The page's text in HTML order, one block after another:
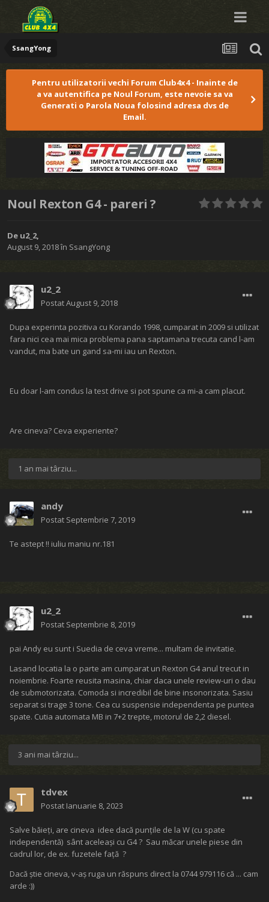
SsangYong
Pentru utilizatorii vechi Forum Club4x4 - Inainte de
a va autentifica pe Noul Forum, este nevoie sa va
Generati o Parola Noua folosind adresa dvs de
Email.
Noul Rexton G4 - pareri ?
De u2_2,
August 9, 2018în SsangYong
u2_2
PostatAugust 9, 2018
Dupa experinta pozitiva cu Korando 1998, cumparat in 2009 si utilizat
fara nici cea mai mica problema pana saptamana trecuta cand l-am
vandut, ma bate un gand sa-mi iau un Rexton.
Eu doar l-am condus la test drive si pot spune ca mi-a cam placut.
Are cineva? Ceva experiente?
1 an mai târziu...
andy
Postat Septembrie 7, 2019
Te astept !! iuliu maniu nr.181
u2_2
Postat Septembrie 8, 2019
pai Andy eu sunt i Suedia de ceva vreme... multam de invitatie.
Lasand locatia la o parte am cumparat un Rexton G4 anul trecut in
noiembrie. Foarte reusita masina, chiar daca unele review-uri o dau
de submotorizata. Comoda si incredibil de bine insonorizata. Sasiu
separat si trage 3 tone. Cea cu suspensie independenta pe puntea
spate. Cutia automata MB in 7+2 trepte, motorul de 2,2 diesel.
3 ani mai târziu...
tdvex
Postat Ianuarie 8, 2023
Salve băieți, are cineva idee dacă punțile de la W (cu spate
independentă) sânt aceleași cu G4 ? Sau măcar unele piese din
cadrul lor, de ex. fuzetele față ?
Dacă știe cineva, v-aș ruga un răspuns direct la 0744 979116 că ... cam
arde :))